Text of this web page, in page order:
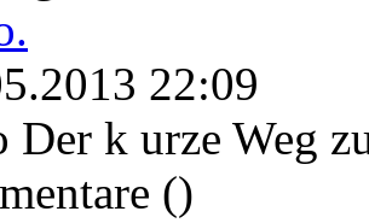
22:09
Der k urze Weg
()